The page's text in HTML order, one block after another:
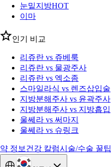
눈밑지방HOT
이마
인기 비교
리쥬란 vs 쥬베룩
리쥬란 vs 물광주사
리쥬란 vs 엑소좀
스마일라식 vs 렌즈삽입술
지방분해주사 vs 윤곽주사
지방분해주사 vs 지방흡입
울쎄라 vs 써마지
울쎄라 vs 슈링크
약 정보 건강 칼럼시술/수술 꿀팁